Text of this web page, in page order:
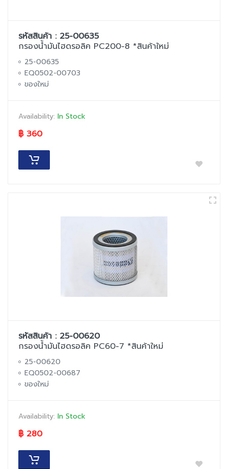
รหัสสินค้า : 25-00635
กรองน้ำมันไฮดรอลิค PC200-8 *สินค้าใหม่
25-00635
EQ0502-00703
ของใหม่
Availability: In Stock
฿ 360
รหัสสินค้า : 25-00620
กรองน้ำมันไฮดรอลิค PC60-7 *สินค้าใหม่
25-00620
EQ0502-00687
ของใหม่
Availability: In Stock
฿ 280